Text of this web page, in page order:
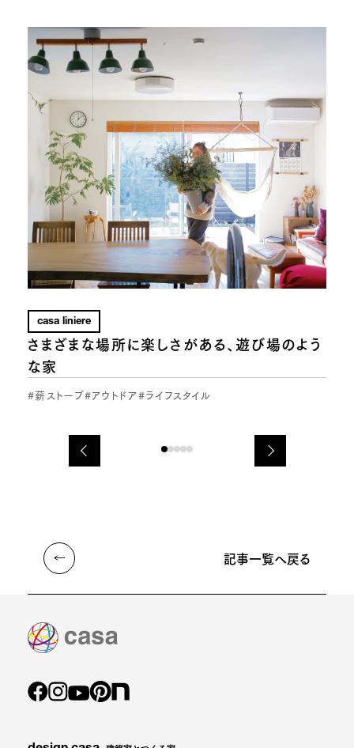
casa liniere
さまざまな場所に楽しさがある、遊び場のよう
な家
#薪ストーブ#アウトドア#ライフスタイル
記事一覧へ戻る